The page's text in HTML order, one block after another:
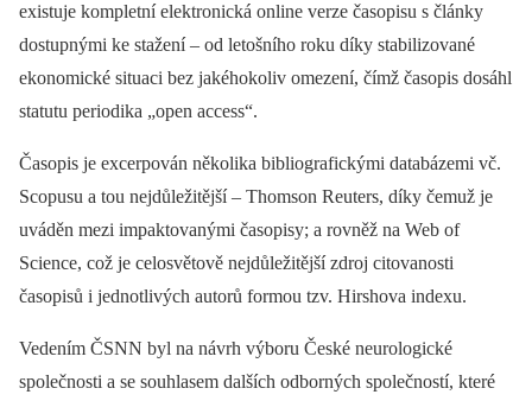
existuje kompletní elektronická online verze časopisu s články
dostupnými ke stažení –⁠ od letošního roku díky stabilizované
ekonomické situaci bez jakéhokoliv omezení, čímž časopis dosáhl
statutu periodika „open access“.
Časopis je excerpován několika bibliografickými databázemi vč.
Scopusu a tou nejdůležitější –⁠ Thomson Reuters, díky čemuž je
uváděn mezi impaktovanými časopisy; a rovněž na Web of
Science, což je celosvětově nejdůležitější zdroj citovanosti
časopisů i jednotlivých autorů formou tzv. Hirshova indexu.
Vedením ČSNN byl na návrh výboru České neurologické
společnosti a se souhlasem dalších odborných společností, které